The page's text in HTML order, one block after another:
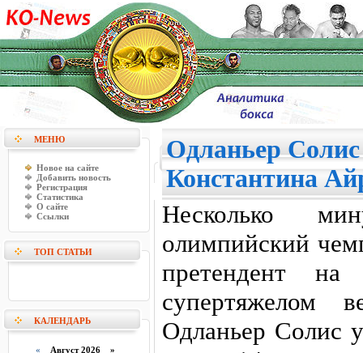
МЕНЮ
Новое на сайте
Добавить новость
Регистрация
Статистика
О сайте
Ссылки
ТОП СТАТЬИ
КАЛЕНДАРЬ
« Август 2026 »
Одланьер Солис
Константина
Несколько
олимпийский
претендент
супертяжелом
Одланьер Солис